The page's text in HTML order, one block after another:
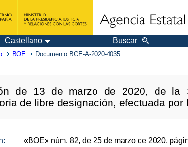
Castellano Buscar
BOE Documento BOE-A-2020-4035
de 13 de marzo de 2020, de la
de libre designación, efectuada
«BOE» núm. 82, de 25 de marzo de 2020,